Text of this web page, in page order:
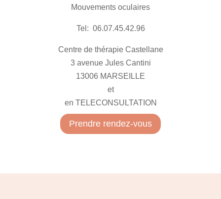
Mouvements oculaires
Tel: 06.07.45.42.96
Centre de thérapie Castellane
3 avenue Jules Cantini
13006 MARSEILLE
et
en TELECONSULTATION
Prendre rendez-vous